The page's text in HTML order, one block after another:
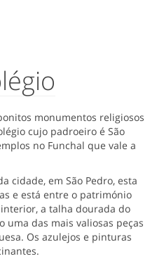
monumentos religiosos
cujo padroeiro é São
no Funchal que vale a
cidade, em São Pedro, esta
e está entre o património
a talha dourada do
uma das mais valiosas peças
Os azulejos e pinturas